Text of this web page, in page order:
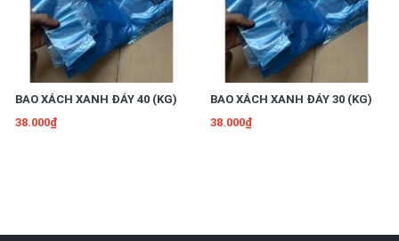
BAO XÁCH XANH ĐÁY 40 (KG)
38.000₫
BAO XÁCH XANH ĐÁY 30 (KG)
38.000₫